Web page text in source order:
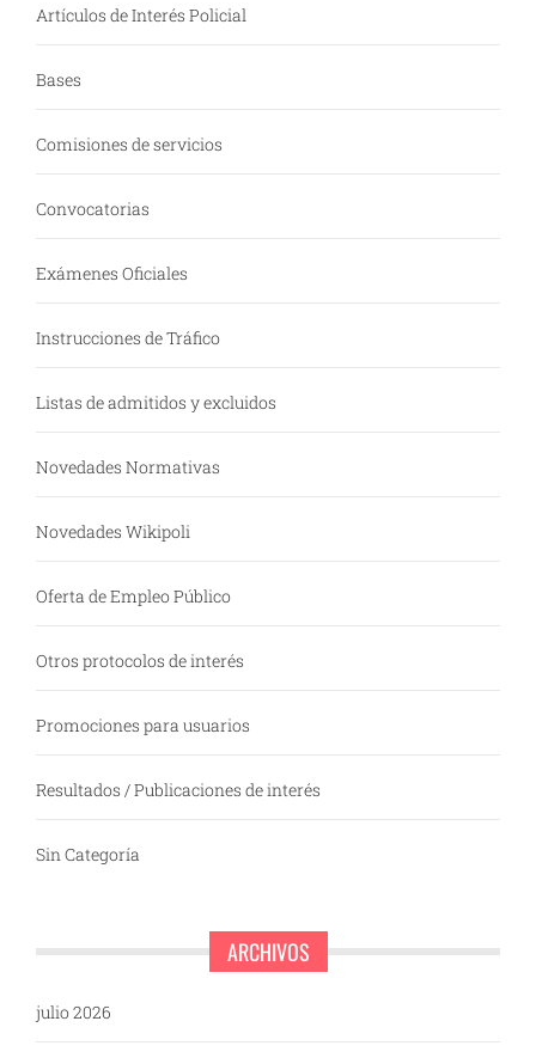
Artículos de Interés Policial
Bases
Comisiones de servicios
Convocatorias
Exámenes Oficiales
Instrucciones de Tráfico
Listas de admitidos y excluidos
Novedades Normativas
Novedades Wikipoli
Oferta de Empleo Público
Otros protocolos de interés
Promociones para usuarios
Resultados / Publicaciones de interés
Sin Categoría
ARCHIVOS
julio 2026